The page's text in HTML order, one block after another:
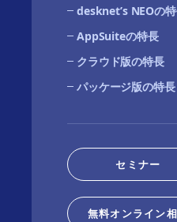
desknetʼs NEOの
AppSuiteの特長
クラウド版の特長
パッケージ版の特長
セミナー
無料オンライン